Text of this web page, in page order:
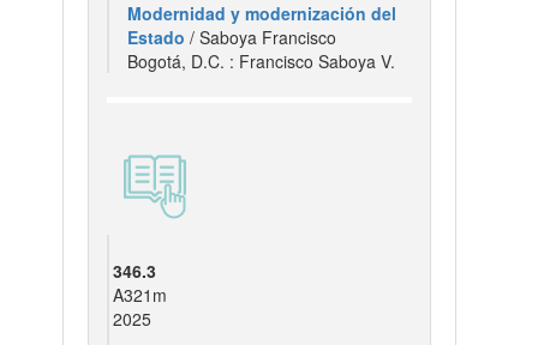
Modernidad y modernización del
Estado / Saboya Francisco
Bogotá, D.C. : Francisco Saboya V.
346.3
A321m
2025